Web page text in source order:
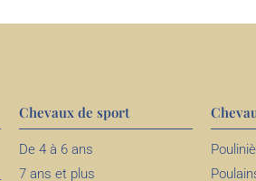
Chevaux de sport
De 4 à 6 ans
7 ans et plus